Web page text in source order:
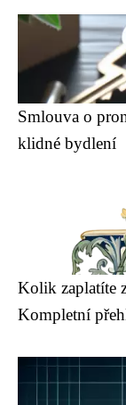
Smlouva o
klidné bydlení
Kolik zaplatíte
Kompletní